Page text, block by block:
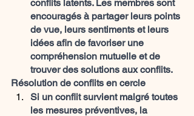
conflits latents. Les membres sont
encouragés à partager leurs points
de vue, leurs sentiments et leurs
idées afin de favoriser une
compréhension mutuelle et de
trouver des solutions aux conflits.
Résolution de conflits en cercle
Si un conflit survient malgré toutes
les mesures préventives, la